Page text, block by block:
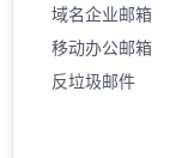
域名企业邮箱
移动办公邮箱
反垃圾邮件